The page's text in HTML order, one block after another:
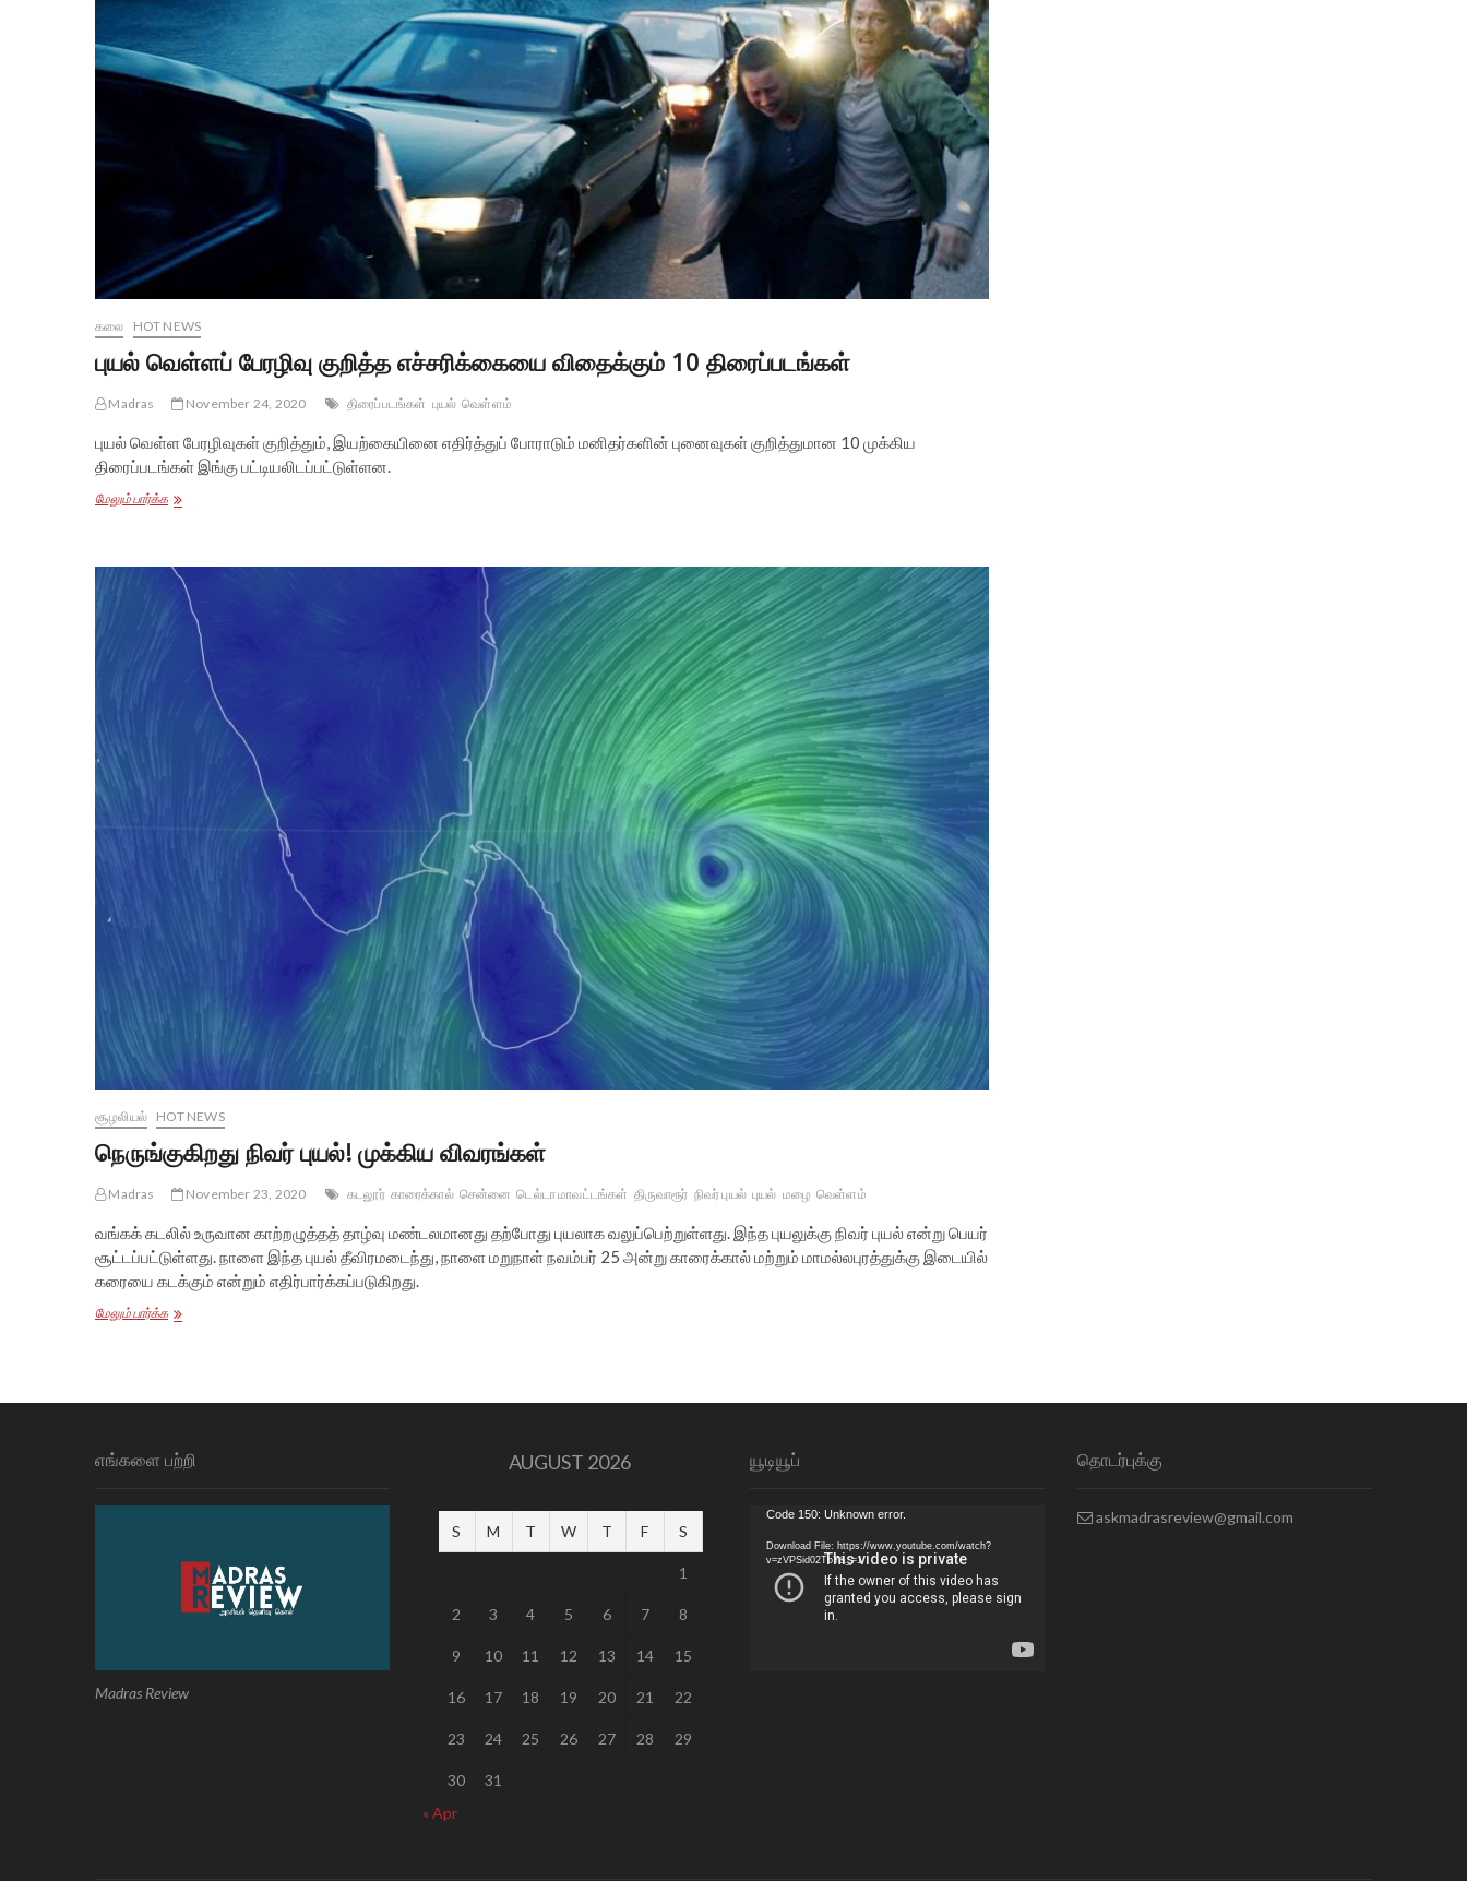
கலை HOT NEWS
புயல் வெள்ளப் பேரழிவு குறித்த எச்சரிக்கையை விதைக்கும் 10 திரைப்படங்கள்
Madras November 24, 2020 திரைப்படங்கள் புயல் வெள்ளம்
புயல் வெள்ள பேரழிவுகள் குறித்தும், இயற்கையினை எதிர்த்துப் போராடும் மனிதர்களின் புனைவுகள் குறித்துமான 10 முக்கிய
திரைப்படங்கள் இங்கு பட்டியலிடப்பட்டுள்ளன.
மேலும் பார்க்கபுயல்
எச்சரிக்கையை
விதைக்கும்
திரைப்படங்கள்
சூழலியல் HOT NEWS
நெருங்குகிறது நிவர் புயல்! முக்கிய விவரங்கள்
Madras November 23, 2020 கடலூர் காரைக்கால் சென்னை டெல்டா மாவட்டங்கள் திருவாரூர் நிவர் புயல் புயல் மழை வெள்ளம்
வங்கக் கடலில் உருவான காற்றழுத்தத் தாழ்வு மண்டலமானது தற்போது புயலாக வலுப்பெற்றுள்ளது. இந்த புயலுக்கு நிவர் புயல் என்று பெயர்
சூட்டப்பட்டுள்ளது. நாளை இந்த புயல் தீவிரமடைந்து, நாளை மறுநாள் நவம்பர் 25 அன்று காரைக்கால் மற்றும் மாமல்லபுரத்துக்கு இடையில்
கரையை கடக்கும் என்றும் எதிர்பார்க்கப்படுகிறது.
மேலும் பார்க்கநெருங்குகிறது
எங்களை பற்றி
Madras Review
AUGUST 2026
S M T W T F S
1
2 3 4 5 6 7 8
9 10 11 12 13 14 15
16 17 18 19 20 21 22
23 24 25 26 27 28 29
30
31
« Apr
யூடியூப்
Video
Player
Code 150: Unknown error.
Download File: https://www.youtube.com/watch?
v=zVPSid02TbY&_=1
தொடர்புக்கு
askmadrasreview@gmail.com